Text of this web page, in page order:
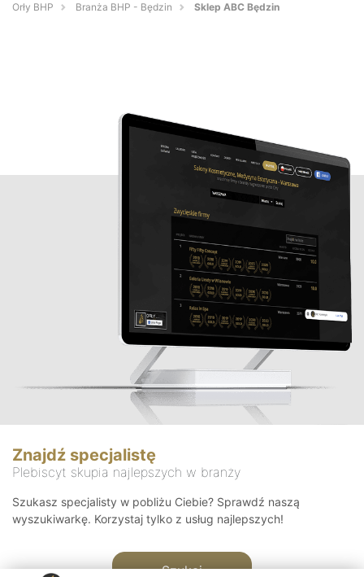
Orły BHP Branża BHP - Będzin Sklep ABC Będzin
Znajdź specjalistę
Plebiscyt skupia najlepszych w branży
Szukasz specjalisty w pobliżu Ciebie? Sprawdź naszą
wyszukiwarkę. Korzystaj tylko z usług najlepszych!
Szukaj